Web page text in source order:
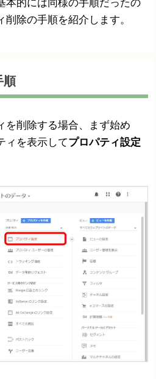
本的には同様の手順だったの
除の手順を紹介します。
順
を削除する場合、まず始め
ィを表示してプロパティ設定